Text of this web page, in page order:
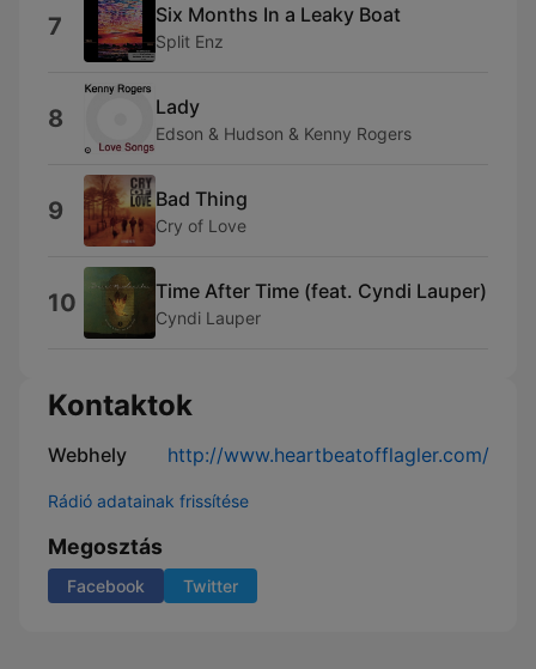
7 Six Months In a Leaky Boat
Split Enz
8 Lady
Edson & Hudson & Kenny Rogers
9 Bad Thing
Cry of Love
10 Time After Time (feat. Cyndi Lauper)
Cyndi Lauper
Kontaktok
Webhely http://www.heartbeatofflagler.com/
Rádió adatainak frissítése
Megosztás
Facebook Twitter